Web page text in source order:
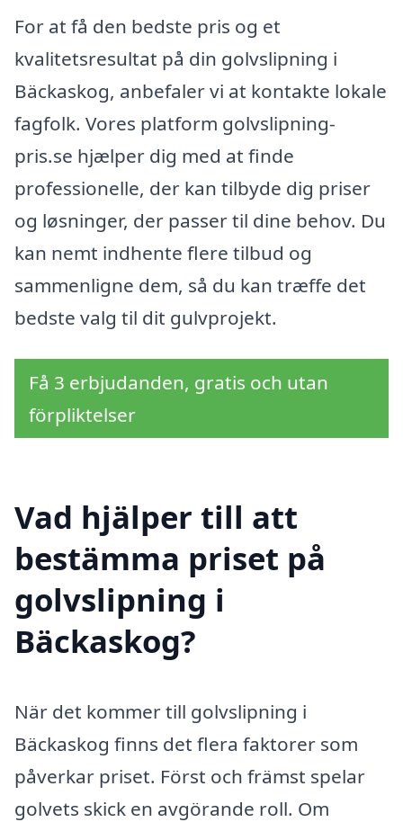
For at få den bedste pris og et
kvalitetsresultat på din golvslipning i
Bäckaskog, anbefaler vi at kontakte lokale
fagfolk. Vores platform golvslipning-
pris.se hjælper dig med at finde
professionelle, der kan tilbyde dig priser
og løsninger, der passer til dine behov. Du
kan nemt indhente flere tilbud og
sammenligne dem, så du kan træffe det
bedste valg til dit gulvprojekt.
Få 3 erbjudanden, gratis och utan
förpliktelser
Vad hjälper till att
bestämma priset på
golvslipning i
Bäckaskog?
När det kommer till golvslipning i
Bäckaskog finns det flera faktorer som
påverkar priset. Först och främst spelar
golvets skick en avgörande roll. Om